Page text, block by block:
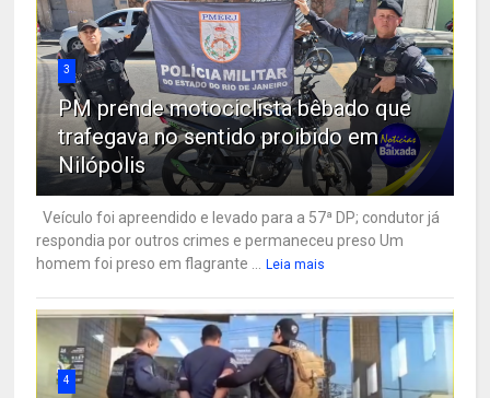
3
PM prende motociclista bêbado que
trafegava no sentido proibido em
Nilópolis
Veículo foi apreendido e levado para a 57ª DP; condutor já
respondia por outros crimes e permaneceu preso Um
homem foi preso em flagrante ...
Leia mais
4